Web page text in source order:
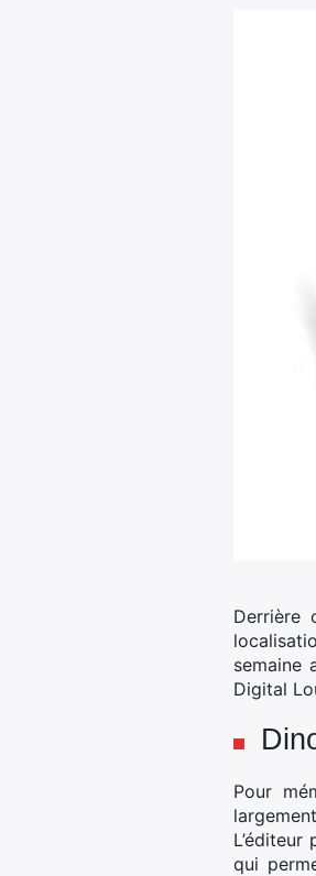
Derrière
semaine
Digital
Pour
qui